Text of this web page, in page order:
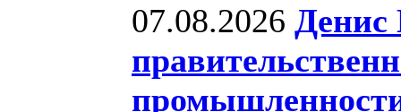
07.08.2026 Денис